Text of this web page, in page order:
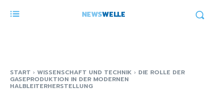
NEWSWELLE
START WISSENSCHAFT UND TECHNIK DIE ROLLE DER
GASEPRODUKTION IN DER MODERNEN
HALBLEITERHERSTELLUNG